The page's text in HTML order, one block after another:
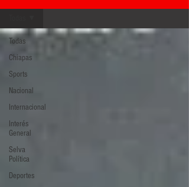
Todas
Chiapas
Sports
Nacional
Internacional
Interés
General
Selva
Política
Deportes